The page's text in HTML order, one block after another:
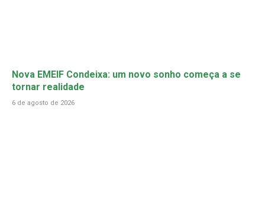
Nova EMEIF Condeixa: um novo sonho começa a se
tornar realidade
6 de agosto de 2026